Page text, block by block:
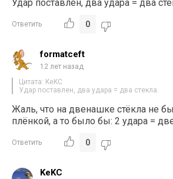
Удар поставлен, два удара = два
Ответить 0
formatceft
12 лет назад
Цитата: KeKC
Удар поставлен, два удара = два стекла.
Жаль, что на двенашке стёкла не
плёнкой, а то было бы: 2 удара =
Ответить 0
KeKC